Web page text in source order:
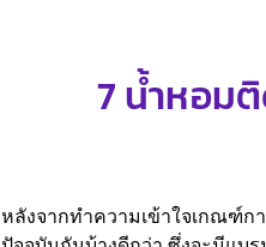
7 น้ำหอม
หลังจากทำความเข้าใจเกณฑ์ก